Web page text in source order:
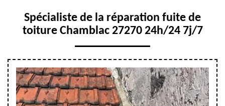
Spécialiste de la réparation fuite de
toiture Chamblac 27270 24h/24 7j/7